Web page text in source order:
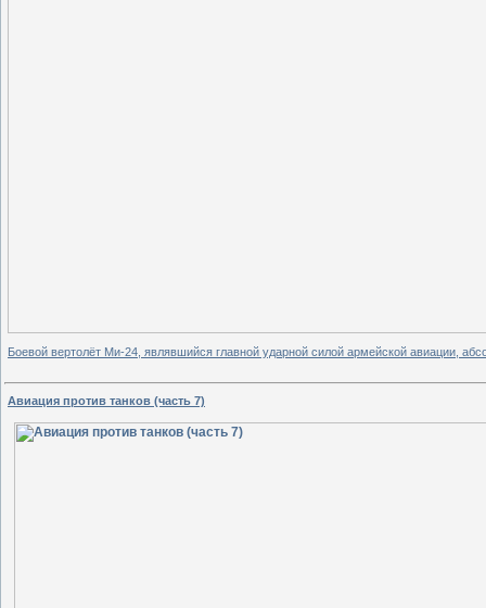
Боевой вертолёт Ми-24, являвшийся главной ударной силой армейской авиации,
Авиация против танков (часть 7)